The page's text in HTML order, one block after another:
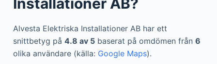
Alvesta Elektriska Installationer AB har ett
snittbetyg på 4.8 av 5baserat på omdömen från 6
olika användare (källa: Google Maps).